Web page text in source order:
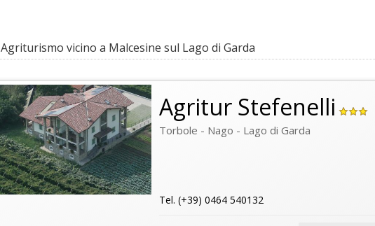
Agriturismo vicino a Malcesine sul Lago di Garda
Agritur Stefenelli
Torbole - Nago - Lago di Garda
Tel. (+39) 0464 540132